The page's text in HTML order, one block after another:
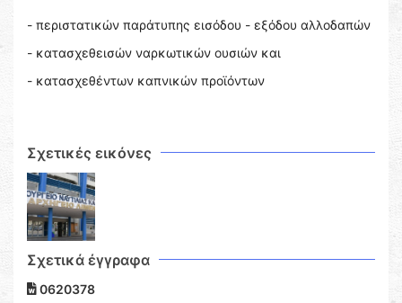
- περιστατικών παράτυπης εισόδου - εξόδου αλλοδαπών
- κατασχεθεισών ναρκωτικών ουσιών και
- κατασχεθέντων καπνικών προϊόντων
Σχετικές εικόνες
Σχετικά έγγραφα
0620378